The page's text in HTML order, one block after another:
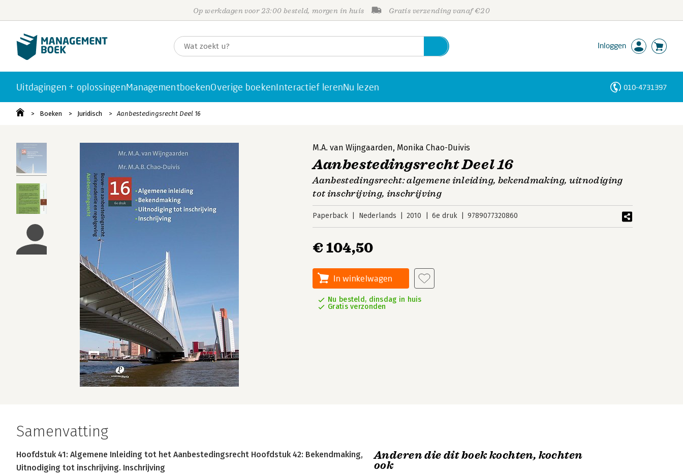
Op werkdagen voor 23:00 besteld, morgen in huis Gratis verzending vanaf €20
Inloggen
Uitdagingen + oplossingenManagementboekenOverige boekenInteractief lerenNu lezen 010-4731397
Boeken Juridisch Aanbestedingsrecht Deel 16
M.A. van Wijngaarden, Monika Chao-Duivis
Aanbestedingsrecht Deel 16
Aanbestedingsrecht: algemene inleiding, bekendmaking, uitnodiging
tot inschrijving, inschrijving
Paperback Nederlands 2010 6e druk 9789077320860
€ 104,50
In winkelwagen
Nu besteld, dinsdag in huis
Gratis verzonden
Samenvatting
Hoofdstuk 41: Algemene Inleiding tot het Aanbestedingsrecht Hoofdstuk 42: Bekendmaking,
Uitnodiging tot inschrijving. Inschrijving
Anderen die dit boek kochten, kochten
ook
Personen